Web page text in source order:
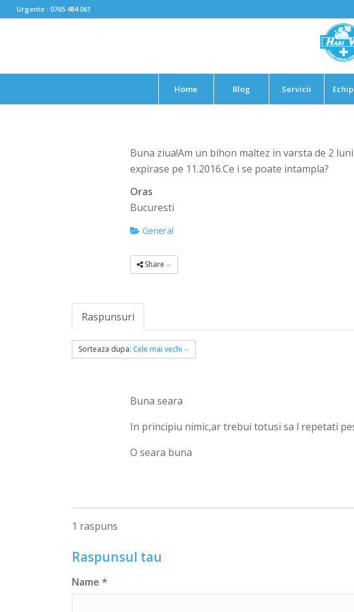
Urgente : 0765 484 061
Home Blog Servicii
Buna ziua!Am un bihon maltez in varsta de 2
expirase pe 11.2016.Ce i se poate intampla?
Oras
Bucuresti
General
Share
Raspunsuri
Sorteaza dupa:Cele mai vechi
Buna seara
In principiu nimic,ar trebui totusi sa l repetati
O seara buna
1 raspuns
Raspunsul tau
Name *